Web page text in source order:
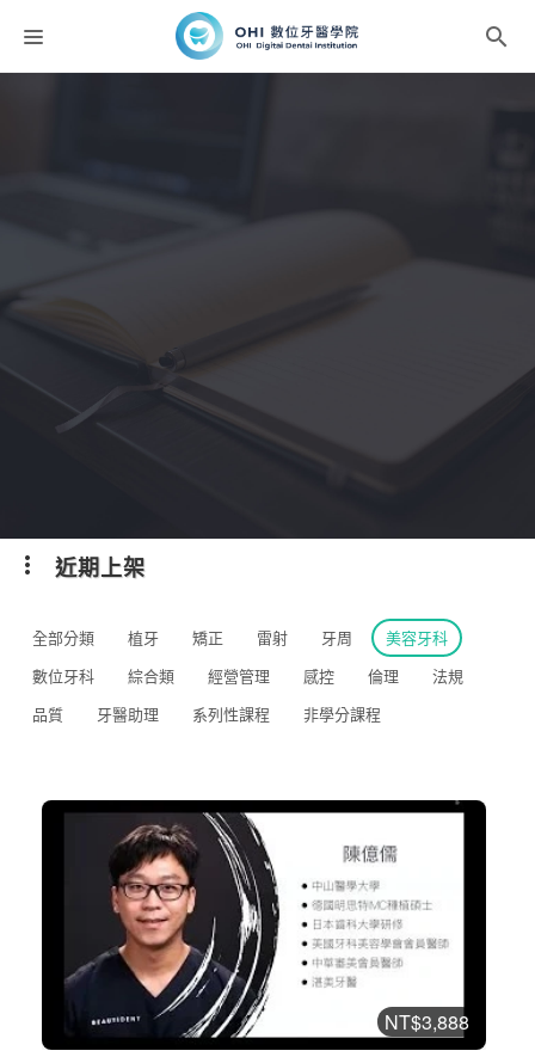
近期上架
全部分類 植牙 矯正 雷射 牙周
美容牙科
數位牙科
綜合類 經營管理 感控 倫理
法規
品質
牙醫助理 系列性課程 非學分課程
NT$3,888